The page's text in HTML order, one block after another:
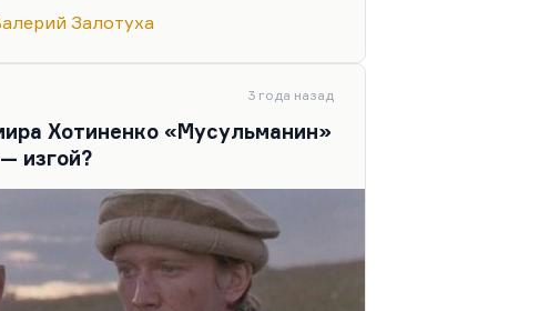
кошмар сталинизма увидеть
И выйти на бой со
Залотуха
3 года назад
Хотиненко «Мусульманин»
изгой?